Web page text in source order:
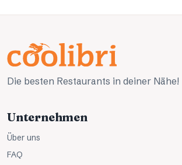
Die besten Restaurants in deiner Nähe!
Unternehmen
Über uns
FAQ